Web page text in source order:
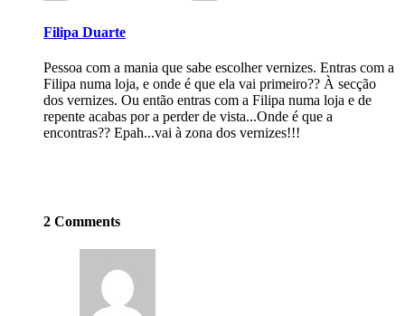
Filipa Duarte
Pessoa com a mania que sabe escolher vernizes. Entras com a
Filipa numa loja, e onde é que ela vai primeiro?? À secção
dos vernizes. Ou então entras com a Filipa numa loja e de
repente acabas por a perder de vista...Onde é que a
encontras?? Epah...vai à zona dos vernizes!!!
2 Comments